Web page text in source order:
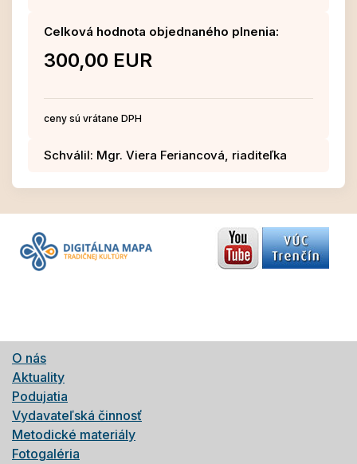
Celková hodnota objednaného plnenia:
300,00 EUR
ceny sú vrátane DPH
Schválil: Mgr. Viera Feriancová, riaditeľka
O nás
Aktuality
Podujatia
Vydavateľská činnosť
Metodické materiály
Fotogaléria